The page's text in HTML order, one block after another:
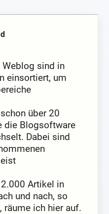
sind in
einsortiert, um
über 20
die Blogsoftware
Dabei sind
Artikel in
und nach, so
räume ich hier auf.